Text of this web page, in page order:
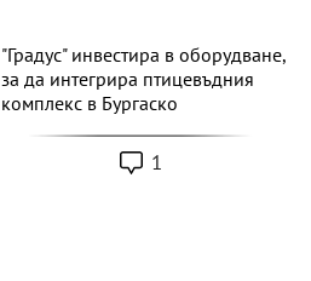
"Градус" инвестира в оборудване,
за да интегрира птицевъдния
комплекс в Бургаско
1